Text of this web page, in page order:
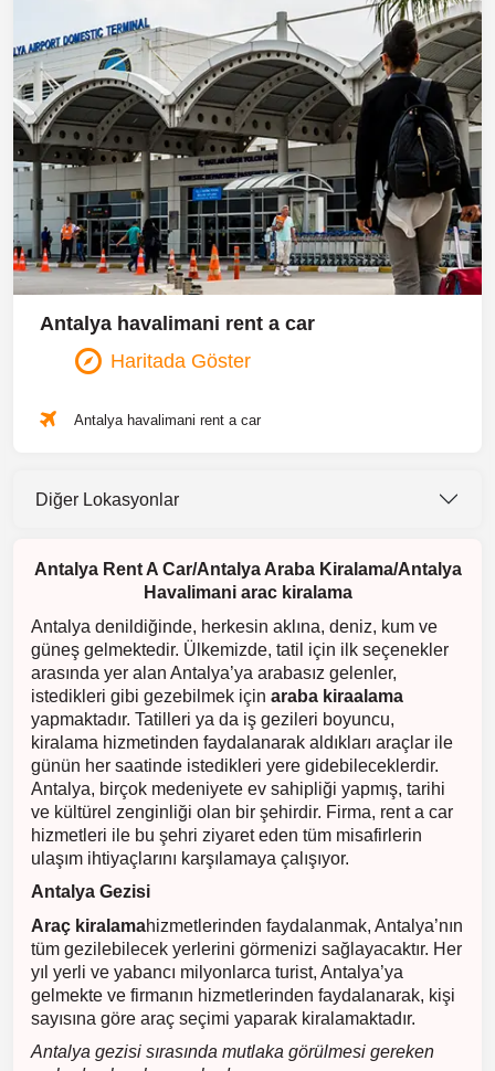
Antalya Rent A Car/Antalya Araba Kiralama/Antalya
Havalimani arac kiralama
Antalya denildiğinde, herkesin aklına, deniz, kum ve
güneş gelmektedir. Ülkemizde, tatil için ilk seçenekler
arasında yer alan Antalya’ya arabasız gelenler,
istedikleri gibi gezebilmek için araba kiraalama
yapmaktadır. Tatilleri ya da iş gezileri boyuncu,
kiralama hizmetinden faydalanarak aldıkları araçlar ile
günün her saatinde istedikleri yere gidebileceklerdir.
Antalya, birçok medeniyete ev sahipliği yapmış, tarihi
ve kültürel zenginliği olan bir şehirdir. Firma, rent a car
hizmetleri ile bu şehri ziyaret eden tüm misafirlerin
ulaşım ihtiyaçlarını karşılamaya çalışıyor.
Antalya Gezisi
Araç kiralamahizmetlerinden faydalanmak, Antalya’nın
tüm gezilebilecek yerlerini görmenizi sağlayacaktır. Her
yıl yerli ve yabancı milyonlarca turist, Antalya’ya
gelmekte ve firmanın hizmetlerinden faydalanarak, kişi
sayısına göre araç seçimi yaparak kiralamaktadır.
Antalya gezisi sırasında mutlaka görülmesi gereken
Antalya havalimani rent a car
Haritada Göster
Antalya havalimani rent a car
Diğer Lokasyonlar